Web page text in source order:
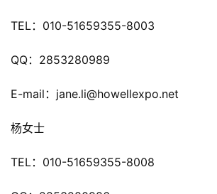
TEL：010-51659355-8003
QQ：2853280989
E-mail：jane.li@howellexpo.net
杨女士
TEL：010-51659355-8008